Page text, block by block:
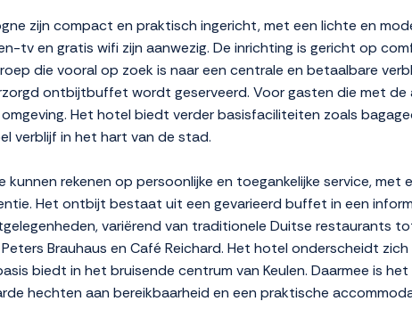
zijn compact en praktisch ingericht, met een lichte en
tv en gratis wifi zijn aanwezig. De inrichting is gericht op
die vooral op zoek is naar een centrale en betaalbare
ontbijtbuffet wordt geserveerd. Voor gasten die met de
Het hotel biedt verder basisfaciliteiten zoals
verblijf in het hart van de stad.
kunnen rekenen op persoonlijke en toegankelijke service,
Het ontbijt bestaat uit een gevarieerd buffet in een
variërend van traditionele Duitse restaurants
Brauhaus en Café Reichard. Het hotel onderscheidt
biedt in het bruisende centrum van Keulen. Daarmee is
hechten aan bereikbaarheid en een praktische